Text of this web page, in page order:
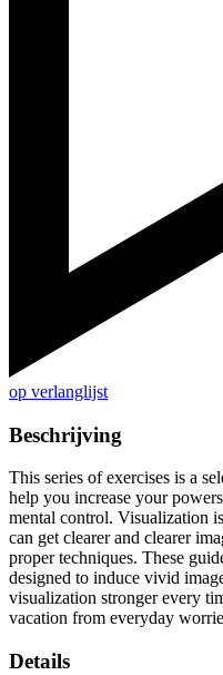
op verlanglijst
Beschrijving
This series of exercises is a
help you increase your
mental control. Visualization
can get clearer and clearer
proper techniques. These
designed to induce vivid
visualization stronger every
vacation from everyday
Details